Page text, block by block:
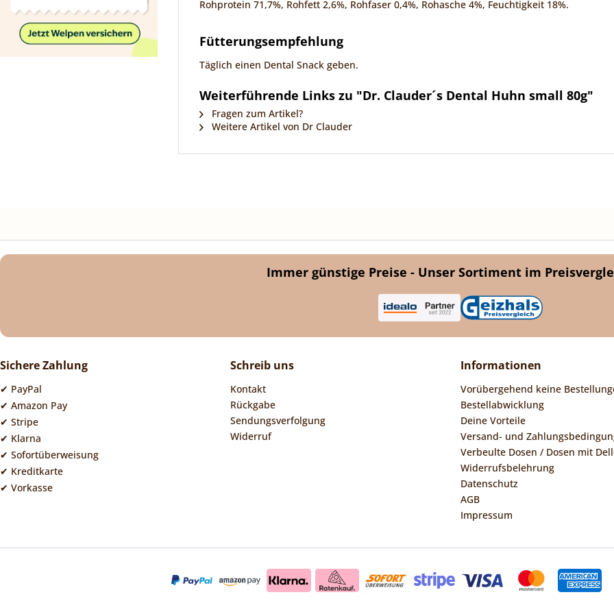
Rohprotein 71,7%, Rohfett 2,6%, Rohfaser 0,4%, Rohasche 4%, Feuchtigkeit 18%.
Fütterungsempfehlung
Täglich einen Dental Snack geben.
Weiterführende Links zu "Dr. Clauder´s Dental Huhn small 80g"
Fragen zum Artikel?
Weitere Artikel von Dr Clauder
Immer günstige Preise - Unser Sortiment im
Sichere Zahlung
✔ PayPal
✔ Amazon Pay
✔ Stripe
✔ Klarna
✔ Sofortüberweisung
✔ Kreditkarte
✔ Vorkasse
Schreib uns
Kontakt
Rückgabe
Sendungsverfolgung
Widerruf
Informationen
Vorübergehend keine
Bestellabwicklung
Deine Vorteile
Versand- und
Verbeulte Dosen / Dosen mit
Widerrufsbelehrung
Datenschutz
AGB
Impressum